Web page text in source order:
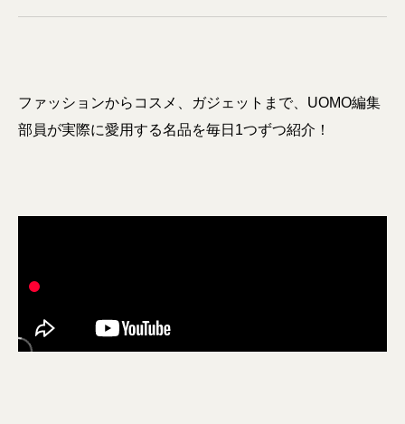
ファッションからコスメ、ガジェットまで、UOMO編集
部員が実際に愛用する名品を毎日1つずつ紹介！